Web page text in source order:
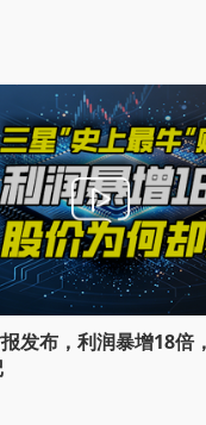
发布，利润暴增18倍